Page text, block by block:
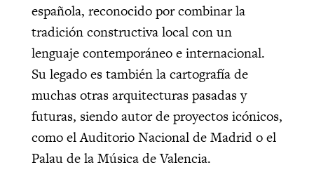
española, reconocido por combinar la
tradición constructiva local con un
lenguaje contemporáneo e internacional.
Su legado es también la cartografía de
muchas otras arquitecturas pasadas y
futuras, siendo autor de proyectos icónicos,
como el Auditorio Nacional de Madrid o el
Palau de la Música de Valencia.